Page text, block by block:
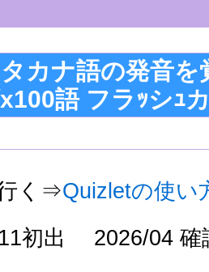
カナ語の発音
語 フラｯシｭ
く⇒Quizletの使い
初出 2026/04 確